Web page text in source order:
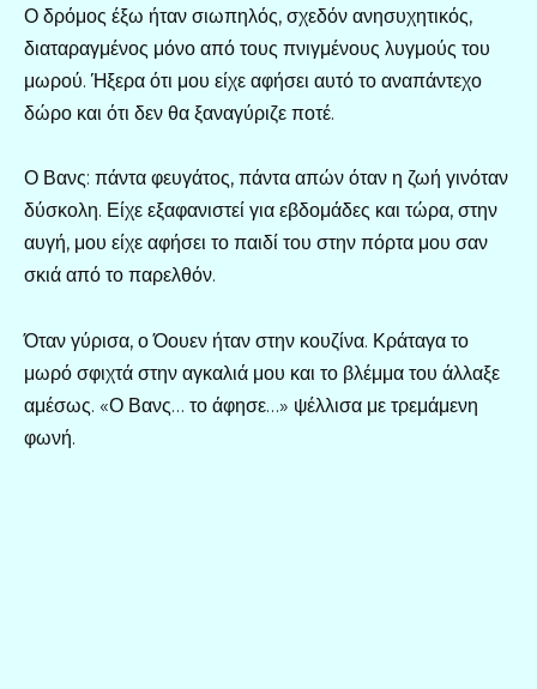
Ο δρόμος έξω ήταν σιωπηλός, σχεδόν ανησυχητικός,
διαταραγμένος μόνο από τους πνιγμένους λυγμούς του
μωρού. Ήξερα ότι μου είχε αφήσει αυτό το αναπάντεχο
δώρο και ότι δεν θα ξαναγύριζε ποτέ.
Ο Βανς: πάντα φευγάτος, πάντα απών όταν η ζωή γινόταν
δύσκολη. Είχε εξαφανιστεί για εβδομάδες και τώρα, στην
αυγή, μου είχε αφήσει το παιδί του στην πόρτα μου σαν
σκιά από το παρελθόν.
Όταν γύρισα, ο Όουεν ήταν στην κουζίνα. Κράταγα το
μωρό σφιχτά στην αγκαλιά μου και το βλέμμα του άλλαξε
αμέσως. «Ο Βανς… το άφησε…» ψέλλισα με τρεμάμενη
φωνή.